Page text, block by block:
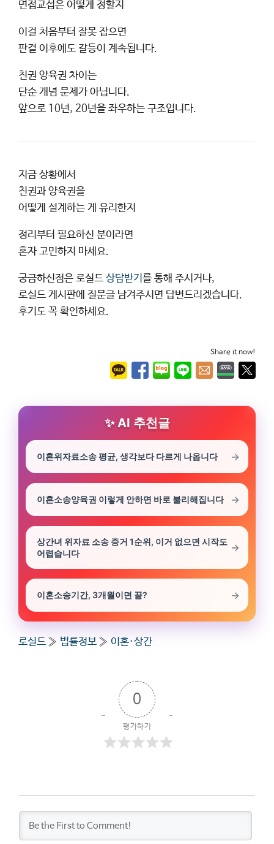
면접교섭은 어떻게 정할지
이걸 처음부터 잘못 잡으면
판결 이후에도 갈등이 계속됩니다.
친권 양육권 차이는
단순 개념 문제가 아닙니다.
앞으로 10년, 20년을 좌우하는 구조입니다.
지금 상황에서
친권과 양육권을
어떻게 설계하는 게 유리한지
정리부터 필요하신 분이라면
혼자 고민하지 마세요.
궁금하신점은 로실드 상담받기 를 통해 주시거나,
로실드 게시판에 질문글 남겨주시면 답변드리겠습니다.
후기도 꼭 확인하세요.
Share it now!
AI 추천글
이혼위자료소송 평균, 생각보다 다르게 나옵니다
이혼소송양육권 이렇게 안하면 바로 불리해집니다
상간녀 위자료 소송 증거 1순위, 이거 없으면 시작도
어렵습니다
이혼소송기간, 3개월이면 끝?
로실드 » 법률정보 » 이혼·상간
0
평가하기